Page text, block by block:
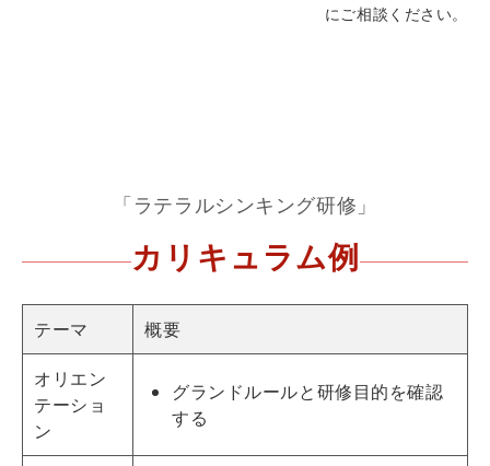
にご相談ください。
「ラテラルシンキング研修」
カリキュラム例
テーマ 概要
オリエン
テーショ
ン
グランドルールと研修目的を確認
する